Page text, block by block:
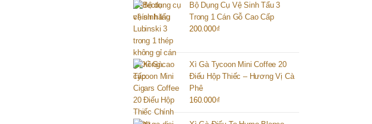
Bộ Dụng Cụ Vệ Sinh Tẩu 3
Trong 1 Cán Gỗ Cao Cấp
200.000₫
Xì Gà Tycoon Mini Coffee 20
Điếu Hộp Thiếc – Hương Vị Cà
Phê
160.000₫